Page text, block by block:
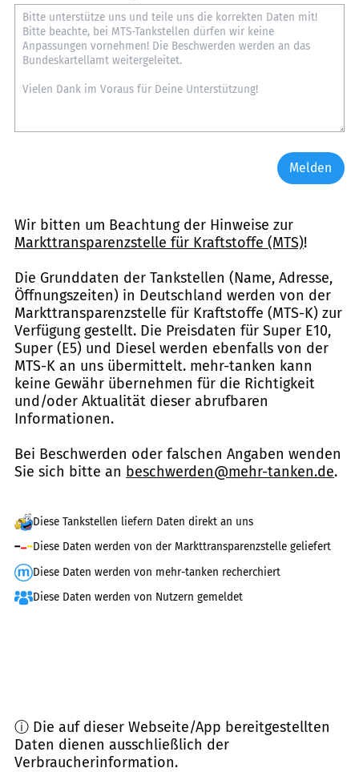
Melden
Wir bitten um Beachtung der Hinweise zur
Markttransparenzstelle für Kraftstoffe (MTS)!
Die Grunddaten der Tankstellen (Name, Adresse,
Öffnungszeiten) in Deutschland werden von der
Markttransparenzstelle für Kraftstoffe (MTS-K) zur
Verfügung gestellt. Die Preisdaten für Super E10,
Super (E5) und Diesel werden ebenfalls von der
MTS-K an uns übermittelt. mehr-tanken kann
keine Gewähr übernehmen für die Richtigkeit
und/oder Aktualität dieser abrufbaren
Informationen.
Bei Beschwerden oder falschen Angaben wenden
Sie sich bitte an beschwerden@mehr-tanken.de.
Diese Tankstellen liefern Daten direkt an uns
Diese Daten werden von der Markttransparenzstelle geliefert
Diese Daten werden von mehr-tanken recherchiert
Diese Daten werden von Nutzern gemeldet
ⓘ Die auf dieser Webseite/App bereitgestellten
Daten dienen ausschließlich der
Verbraucherinformation.